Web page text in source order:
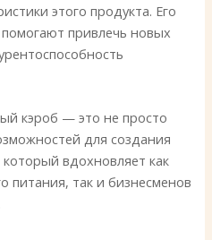
этого продукта. Его
привлечь новых
кэроб — это не просто
для создания
вдохновляет как
питания, так и бизнесменов